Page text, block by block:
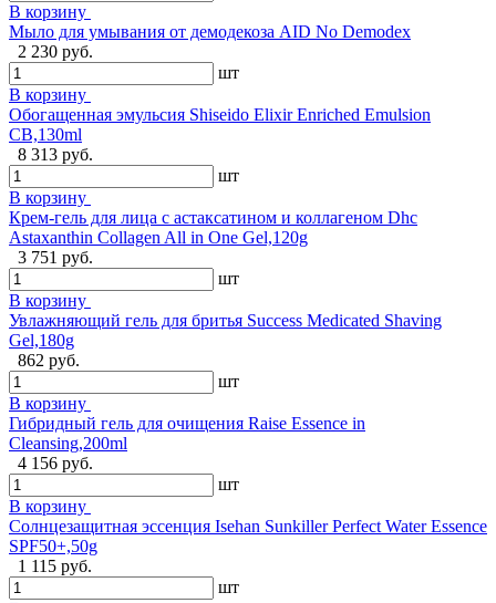
В корзину
Мыло для умывания от демодекоза AID No Demodex
2 230 руб.
шт
В корзину
Обогащенная эмульсия Shiseido Elixir Enriched Emulsion
CB,130ml
8 313 руб.
шт
В корзину
Крем-гель для лица с астаксатином и коллагеном Dhc
Astaxanthin Collagen All in One Gel,120g
3 751 руб.
шт
В корзину
Увлажняющий гель для бритья Success Medicated Shaving
Gel,180g
862 руб.
шт
В корзину
Гибридный гель для очищения Raise Essence in
Cleansing,200ml
4 156 руб.
шт
В корзину
Солнцезащитная эссенция Isehan Sunkiller Perfect Water Essence
SPF50+,50g
1 115 руб.
шт